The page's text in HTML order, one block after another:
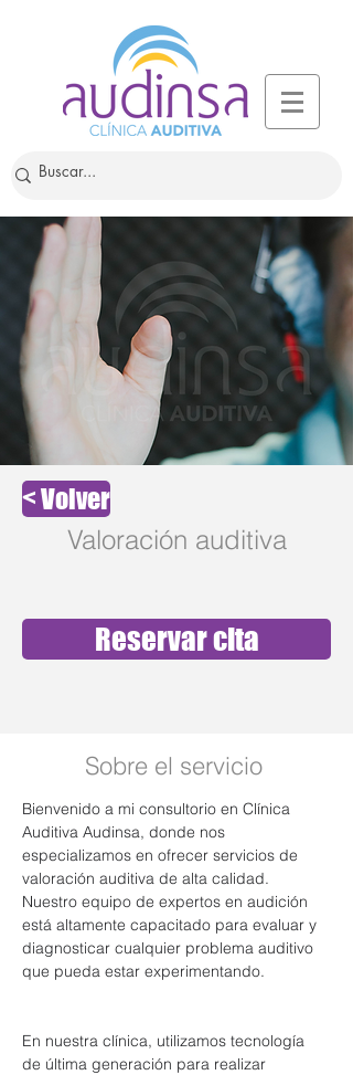
< Volver
Valoración auditiva
Reservar cita
Sobre el servicio
Bienvenido a mi consultorio en Clínica
Auditiva Audinsa, donde nos
especializamos en ofrecer servicios de
valoración auditiva de alta calidad.
Nuestro equipo de expertos en audición
está altamente capacitado para evaluar y
diagnosticar cualquier problema auditivo
que pueda estar experimentando.
En nuestra clínica, utilizamos tecnología
de última generación para realizar